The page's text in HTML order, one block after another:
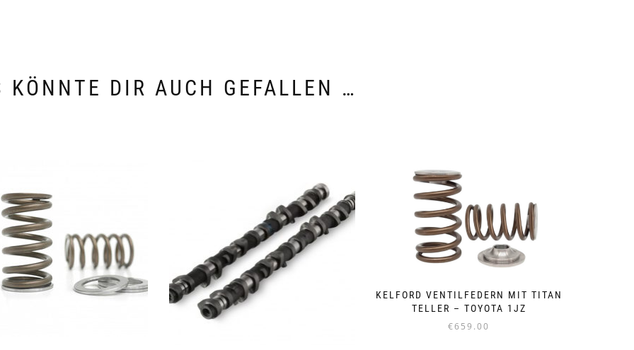
KÖNNTE DIR AUCH GEFALLEN …
KELFORD VENTILFEDERN MIT TITAN
TELLER – TOYOTA 1JZ
€659.00